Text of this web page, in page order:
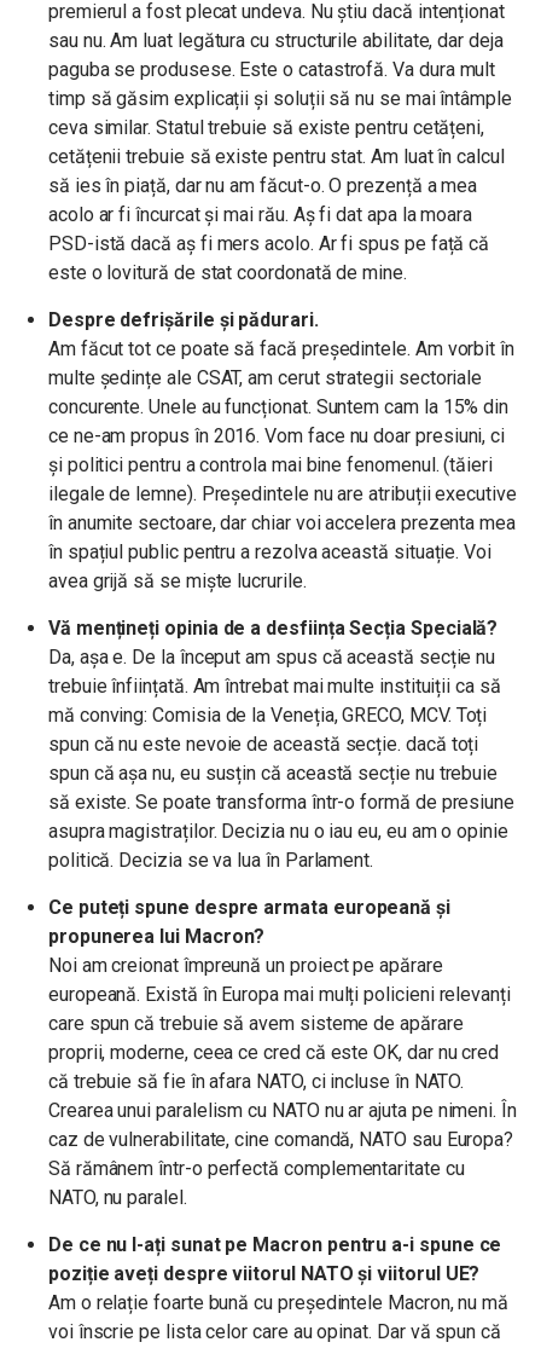
premierul a fost plecat undeva. Nu știu dacă intenționat
sau nu. Am luat legătura cu structurile abilitate, dar deja
paguba se produsese. Este o catastrofă. Va dura mult
timp să găsim explicații și soluții să nu se mai întâmple
ceva similar. Statul trebuie să existe pentru cetățeni,
cetățenii trebuie să existe pentru stat. Am luat în calcul
să ies în piață, dar nu am făcut-o. O prezență a mea
acolo ar fi încurcat și mai rău. Aș fi dat apa la moara
PSD-istă dacă aș fi mers acolo. Ar fi spus pe față că
este o lovitură de stat coordonată de mine.
Despre defrișările și pădurari.
Am făcut tot ce poate să facă președintele. Am vorbit în
multe ședințe ale CSAT, am cerut strategii sectoriale
concurente. Unele au funcționat. Suntem cam la 15% din
ce ne-am propus în 2016. Vom face nu doar presiuni, ci
și politici pentru a controla mai bine fenomenul. (tăieri
ilegale de lemne). Președintele nu are atribuții executive
în anumite sectoare, dar chiar voi accelera prezenta mea
în spațiul public pentru a rezolva această situație. Voi
avea grijă să se miște lucrurile.
Vă mențineți opinia de a desființa Secția Specială?
Da, așa e. De la început am spus că această secție nu
trebuie înființată. Am întrebat mai multe instituiții ca să
mă conving: Comisia de la Veneția, GRECO, MCV. Toți
spun că nu este nevoie de această secție. dacă toți
spun că așa nu, eu susțin că această secție nu trebuie
să existe. Se poate transforma într-o formă de presiune
asupra magistraților. Decizia nu o iau eu, eu am o opinie
politică. Decizia se va lua în Parlament.
Ce puteți spune despre armata europeană și
propunerea lui Macron?
Noi am creionat împreună un proiect pe apărare
europeană. Există în Europa mai mulți policieni relevanți
care spun că trebuie să avem sisteme de apărare
proprii, moderne, ceea ce cred că este OK, dar nu cred
că trebuie să fie în afara NATO, ci incluse în NATO.
Crearea unui paralelism cu NATO nu ar ajuta pe nimeni. În
caz de vulnerabilitate, cine comandă, NATO sau Europa?
Să rămânem într-o perfectă complementaritate cu
NATO, nu paralel.
De ce nu l-ați sunat pe Macron pentru a-i spune ce
poziție aveți despre viitorul NATO și viitorul UE?
Am o relație foarte bună cu președintele Macron, nu mă
voi înscrie pe lista celor care au opinat. Dar vă spun că